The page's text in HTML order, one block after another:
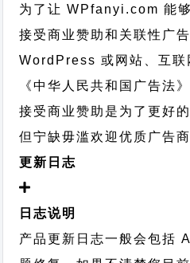
为了让 WPfanyi.com 能
接受商业赞助和关联性广
WordPress 或网站、互联
《中华人民共和国广告法
接受商业赞助是为了更好
但宁缺毋滥欢迎优质广告商
更新日志
日志说明
产品更新日志一般会包括